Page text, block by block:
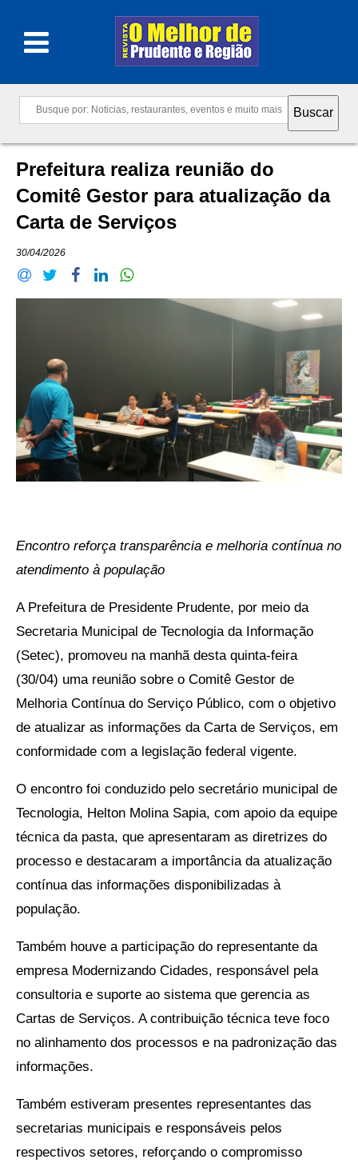
Prefeitura realiza reunião do
Comitê Gestor para atualização da
Carta de Serviços
30/04/2026
Encontro reforça transparência e melhoria contínua no
atendimento à população
A Prefeitura de Presidente Prudente, por meio da
Secretaria Municipal de Tecnologia da Informação
(Setec), promoveu na manhã desta quinta-feira
(30/04) uma reunião sobre o Comitê Gestor de
Melhoria Contínua do Serviço Público, com o objetivo
de atualizar as informações da Carta de Serviços, em
conformidade com a legislação federal vigente.
O encontro foi conduzido pelo secretário municipal de
Tecnologia, Helton Molina Sapia, com apoio da equipe
técnica da pasta, que apresentaram as diretrizes do
processo e destacaram a importância da atualização
contínua das informações disponibilizadas à
população.
Também houve a participação do representante da
empresa Modernizando Cidades, responsável pela
consultoria e suporte ao sistema que gerencia as
Cartas de Serviços. A contribuição técnica teve foco
no alinhamento dos processos e na padronização das
informações.
Também estiveram presentes representantes das
secretarias municipais e responsáveis pelos
respectivos setores, reforçando o compromisso